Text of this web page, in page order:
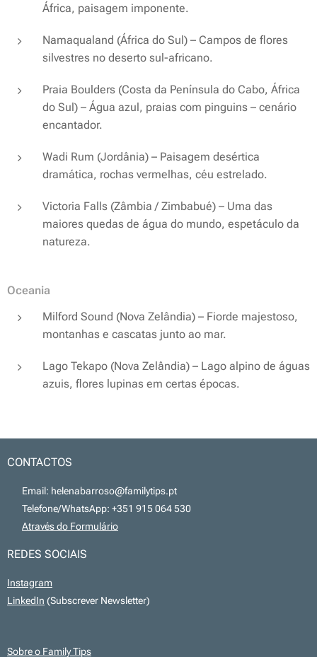
África, paisagem imponente.
Namaqualand (África do Sul) – Campos de flores
silvestres no deserto sul-africano.
Praia Boulders (Costa da Península do Cabo, África
do Sul) – Água azul, praias com pinguins – cenário
encantador.
Wadi Rum (Jordânia) – Paisagem desértica
dramática, rochas vermelhas, céu estrelado.
Victoria Falls (Zâmbia / Zimbabué) – Uma das
maiores quedas de água do mundo, espetáculo da
natureza.
Oceania
Milford Sound (Nova Zelândia) – Fiorde majestoso,
montanhas e cascatas junto ao mar.
Lago Tekapo (Nova Zelândia) – Lago alpino de águas
azuis, flores lupinas em certas épocas.
CONTACTOS
📧 Email: helenabarroso@familytips.pt
📞 Telefone/WhatsApp: +351 915 064 530
Através do Formulário
REDES SOCIAIS
Instagram
LinkedIn (Subscrever Newsletter)
Sobre o Family Tips